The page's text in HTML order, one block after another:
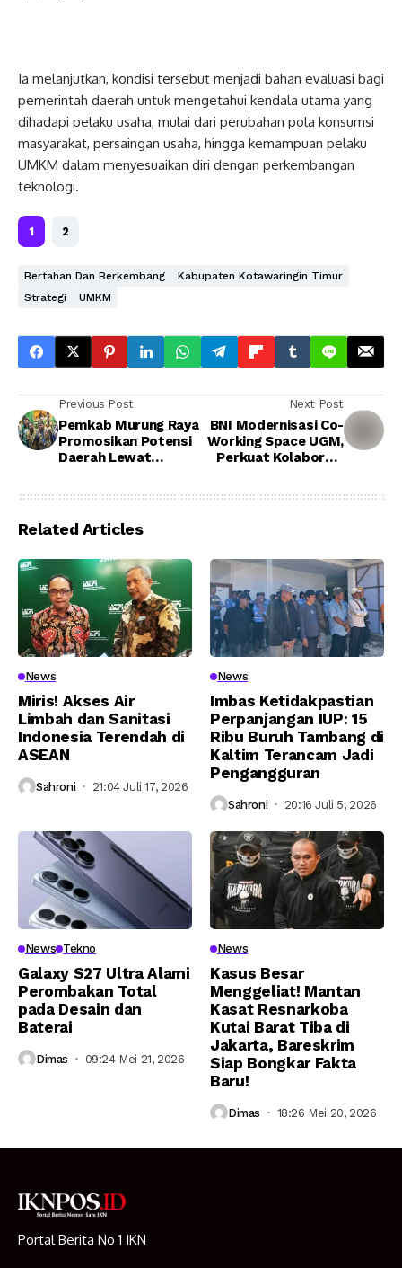
Ia melanjutkan, kondisi tersebut menjadi bahan evaluasi bagi
pemerintah daerah untuk mengetahui kendala utama yang
dihadapi pelaku usaha, mulai dari perubahan pola konsumsi
masyarakat, persaingan usaha, hingga kemampuan pelaku
UMKM dalam menyesuaikan diri dengan perkembangan
teknologi.
1 2
Bertahan Dan Berkembang
Kabupaten Kotawaringin Timur
Strategi
UMKM
Previous Post
Pemkab Murung Raya
Promosikan Potensi
Daerah Lewat
Next Post
BNI Modernisasi Co-
Working Space UGM,
Perkuat Kolaborasi
Related Articles
News
Miris! Akses Air
Limbah dan Sanitasi
Indonesia Terendah di
ASEAN
Sahroni 21:04 Juli 17, 2026
News
Imbas Ketidakpastian
Perpanjangan IUP: 15
Ribu Buruh Tambang di
Kaltim Terancam Jadi
Pengangguran
Sahroni 20:16 Juli 5, 2026
News Tekno
Galaxy S27 Ultra Alami
Perombakan Total
pada Desain dan
Baterai
Dimas 09:24 Mei 21, 2026
News
Kasus Besar
Menggeliat! Mantan
Kasat Resnarkoba
Kutai Barat Tiba di
Jakarta, Bareskrim
Siap Bongkar Fakta
Baru!
Dimas 18:26 Mei 20, 2026
Portal Berita No 1 IKN